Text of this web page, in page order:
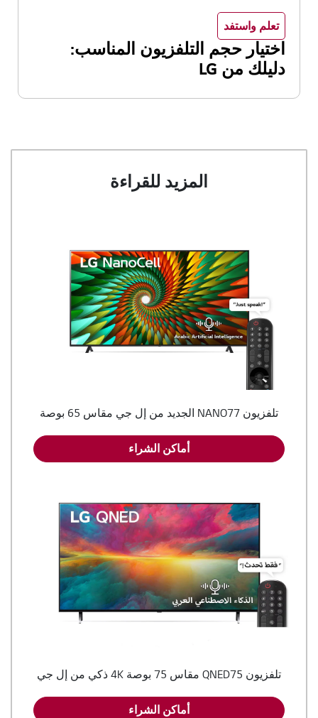
تعلم واستفد
اختيار حجم التلفزيون المناسب:
دليلك من LG
المزيد للقراءة
تلفزيون NANO77 الجديد من إل جي مقاس 65 بوصة
أماكن الشراء
تلفزيون QNED75 مقاس 75 بوصة 4K ذكي من إل جي
أماكن الشراء